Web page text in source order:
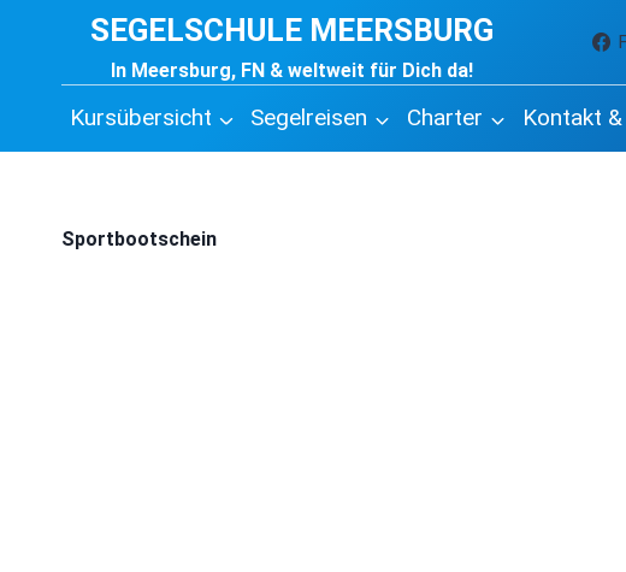
springen
SEGELSCHULE MEERSBURG
In Meersburg, FN & weltweit für Dich da!
Kursübersicht Segelreisen Charter Kontakt
Sportbootschein